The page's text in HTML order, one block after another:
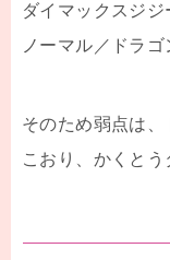
ダイマックスジジ
ノーマル／ドラゴ
そのため弱点は、
こおり、かくとう